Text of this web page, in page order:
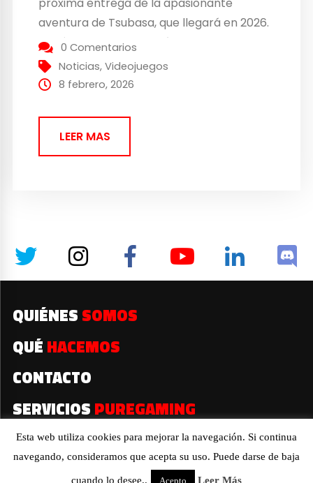
próxima entrega de la apasionante
aventura de Tsubasa, que llegará en 2026.
El tráiler de presentación muestra la
emoción de las jugadas de fútbol con más
equipos y personajes que nunca, con 22
personajes...
0 Comentarios
Noticias,Videojuegos
8 febrero, 2026
LEER MAS
QUIÉNES SOMOS
QUÉ HACEMOS
CONTACTO
SERVICIOS PUREGAMING
2019© Todos los derechos reservados
Esta web utiliza cookies para mejorar la navegación. Si continua
navegando, consideramos que acepta su uso. Puede darse de baja
cuando lo desee.. Acepto Leer Más